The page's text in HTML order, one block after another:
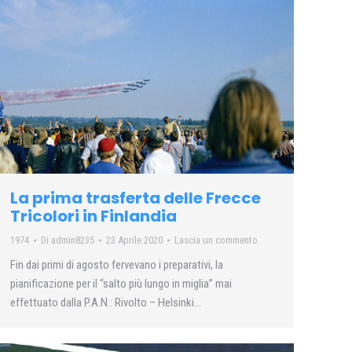
La prima trasferta delle Frecce
Tricolori in Finlandia
1974 Di admin8235 23 Aprile 2020 Lascia un commento
Fin dai primi di agosto fervevano i preparativi, la
pianificazione per il “salto più lungo in miglia” mai
effettuato dalla P.A.N.: Rivolto – Helsinki…